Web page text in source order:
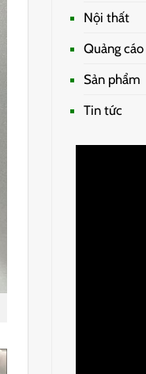
Nội thất
Quảng cáo
Sản phẩm
Tin tức